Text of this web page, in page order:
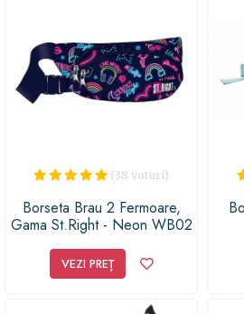
(38 voturi)
Borseta Brau 2 Fermoare,
Gama St.Right - Neon WB02
VEZI PREȚ